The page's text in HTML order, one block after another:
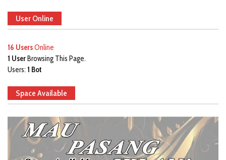
User Online
16 UsersOnline
1 UserBrowsing This Page.
Users: 1 Bot
Space Available